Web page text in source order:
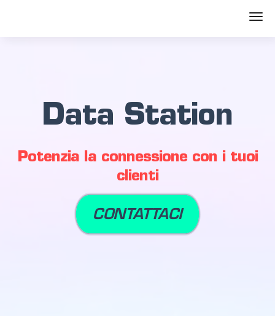
Data Station
Potenzia la connessione con i tuoi
clienti
CONTATTACI